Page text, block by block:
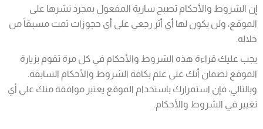
إن الشروط والأحكام تصبح سارية المفعول بمجرد نشرها على
الموقع، ولن يكون لها أي أثر رجعي على أي حجوزات تمت مسبقاً من
خلاله.
يجب عليك قراءة هذه الشروط والأحكام في كل مرة تقوم بزيارة
الموقع لضمان أنك على علم بكافة الشروط والأحكام السابقة.
وبالتالي، فإن استمرارك باستخدام الموقع يعتبر موافقة منك على أي
تغيير في الشروط والأحكام.